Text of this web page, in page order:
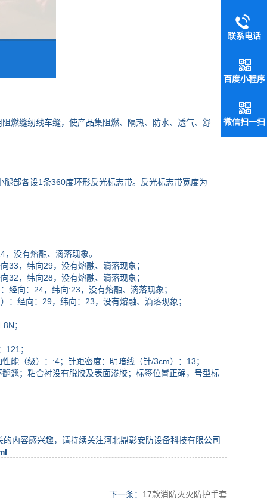
缝纫线车缝，使产品集阻燃、隔热、防水、透气、舒
部各设1条360度环形反光标志带。反光标志带宽度为
没有熔融、滴落现象。
，纬向29，没有熔融、滴落现象；
，纬向28，没有熔融、滴落现象；
向：24，纬向:23，没有熔融、滴落现象；
经向：29，纬向：23，没有熔融、滴落现象；
；
；
（级）：:4；针距密度：明暗线（针/3cm）：13；
；粘合衬没有脱胶及表面渗胶；标签位置正确，号型标
内容感兴趣，请持续关注河北鼎彰安防设备科技有限公司
下一条： 17款消防灭火防护手套
联系电话
百度小程序
微信扫一扫